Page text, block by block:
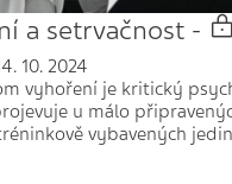
a setrvačnost -
10. 2024
vyhoření je kritický
u málo
vybavených